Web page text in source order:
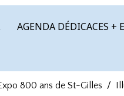
AGENDA DÉDICACES +
800 ans de St-Gilles